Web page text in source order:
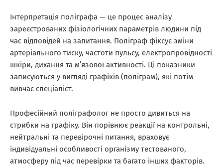
Інтерпретація поліграфа — це процес аналізу
зареєстрованих фізіологічних параметрів людини під
час відповідей на запитання. Поліграф фіксує зміни
артеріального тиску, частоти пульсу, електропровідності
шкіри, дихання та м’язової активності. Ці показники
записуються у вигляді графіків (поліграм), які потім
вивчає спеціаліст.
Професійний поліграфолог не просто дивиться на
стрибки на графіку. Він порівнює реакції на контрольні,
нейтральні та перевірочні питання, враховує
індивідуальні особливості організму тестованого,
атмосферу під час перевірки та багато інших факторів.